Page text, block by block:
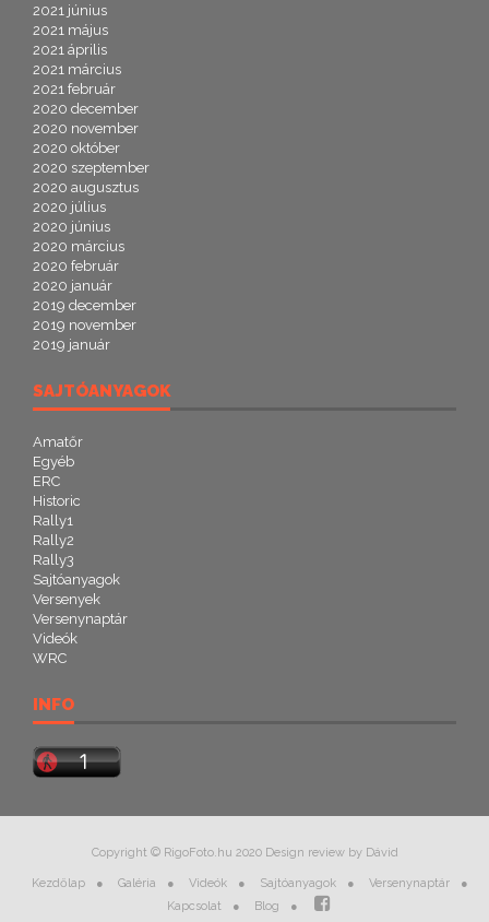
2021 június
2021 május
2021 április
2021 március
2021 február
2020 december
2020 november
2020 október
2020 szeptember
2020 augusztus
2020 július
2020 június
2020 március
2020 február
2020 január
2019 december
2019 november
2019 január
SAJTÓANYAGOK
Amatőr
Egyéb
ERC
Historic
Rally1
Rally2
Rally3
Sajtóanyagok
Versenyek
Versenynaptár
Videók
WRC
INFO
Copyright © RigoFoto.hu 2020 Design review by Dávid
Kezdőlap Galéria Videók Sajtóanyagok
Versenynaptár
Kapcsolat
Blog